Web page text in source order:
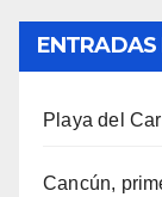
ENTRADAS
Playa del
Cancún,